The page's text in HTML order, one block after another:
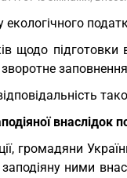
щодо підготовки
внаслідок
громадяни
ними